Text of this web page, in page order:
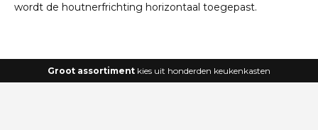
wordt de houtnerfrichting horizontaal toegepast.
Groot assortiment kies uit honderden keukenkasten